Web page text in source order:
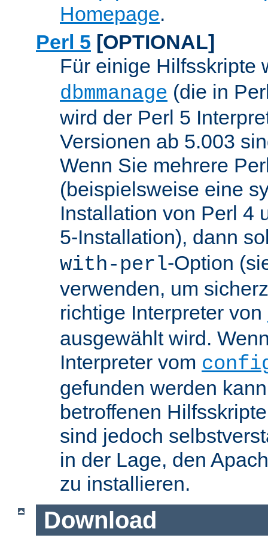
Homepage.
Perl 5 [OPTIONAL]
Für einige Hilfsskripte
dbmmanage (die in
wird der Perl 5
Versionen ab 5.003
Wenn Sie mehrere
(beispielsweise eine
Installation von Perl 4
5-Installation), dann
with-perl-Option
verwenden, um
richtige Interpreter von
ausgewählt wird.
Interpreter vom
gefunden werden
betroffenen
sind jedoch
in der Lage, den
zu installieren.
Download